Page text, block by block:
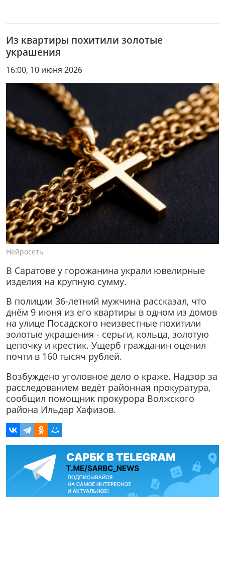
Из квартиры похитили золотые
украшения
16:00, 10 июня 2026
Нейросеть
В Саратове у горожанина украли ювелирные
изделия на крупную сумму.
В полиции 36-летний мужчина рассказал, что
днём 9 июня из его квартиры в одном из домов
на улице Посадского неизвестные похитили
золотые украшения - серьги, кольца, золотую
цепочку и крестик. Ущерб гражданин оценил
почти в 160 тысяч рублей.
Возбуждено уголовное дело о краже. Надзор за
расследованием ведёт районная прокуратура,
сообщил помощник прокурора Волжского
района Ильдар Хафизов.